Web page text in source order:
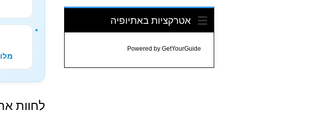
לחוות
אטרקציות באתיופיה
Powered by GetYourGuide